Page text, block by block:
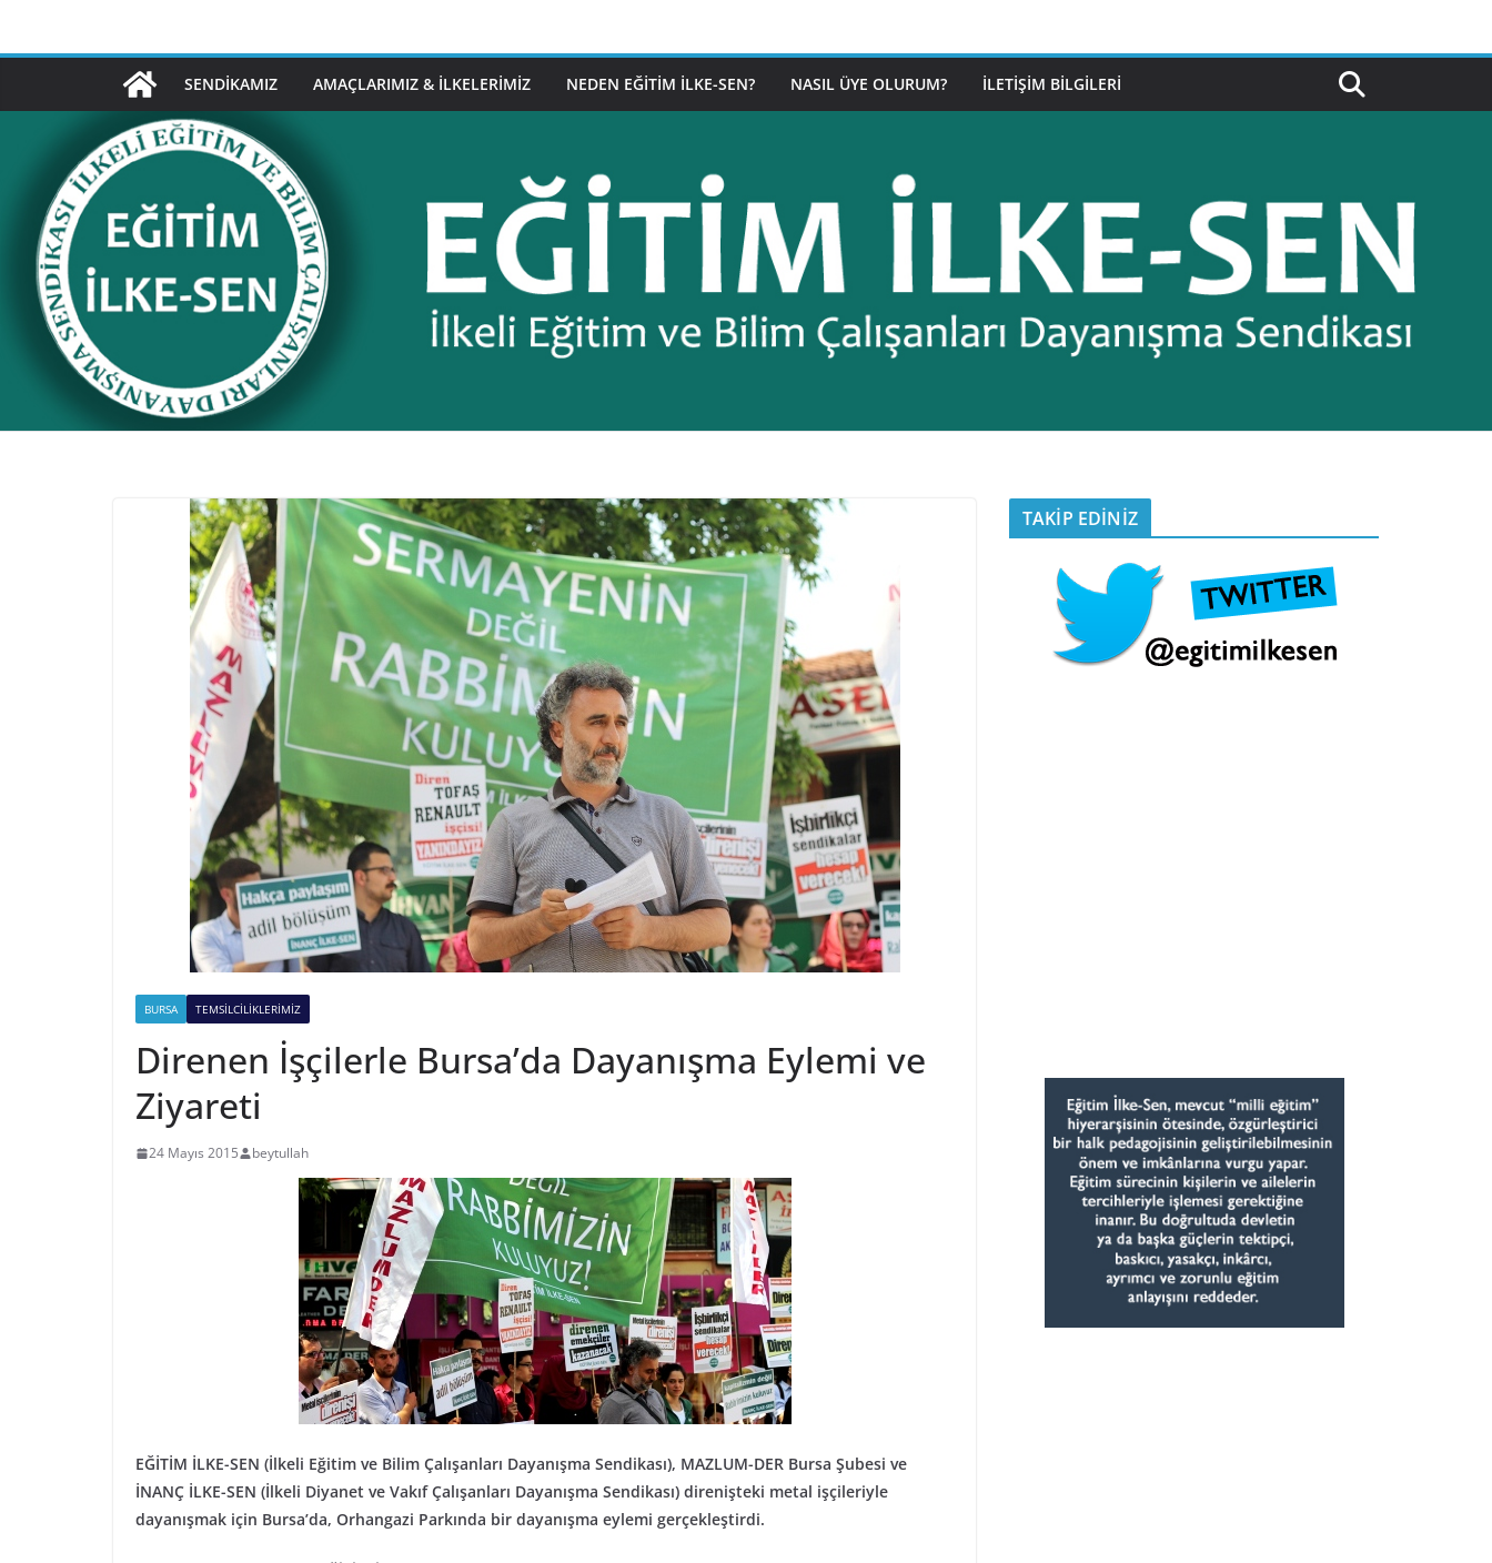
SENDIKAMIZ AMAÇLARIMIZ & İLKELERIMIZ NEDEN EĞITIM İLKE-SEN? NASIL ÜYE OLURUM? İLETIŞIM BILGILERI
BURSA TEMSILCILIKLERIMIZ
Direnen İşçilerle Bursa’da Dayanışma Eylemi ve
Ziyareti
24 Mayıs 2015 beytullah
EĞİTİM İLKE-SEN (İlkeli Eğitim ve Bilim Çalışanları Dayanışma Sendikası), MAZLUM-DER Bursa Şubesi ve
İNANÇ İLKE-SEN (İlkeli Diyanet ve Vakıf Çalışanları Dayanışma Sendikası) direnişteki metal işçileriyle
dayanışmak için Bursa’da, Orhangazi Parkında bir dayanışma eylemi gerçekleştirdi.
TAKİP EDİNİZ